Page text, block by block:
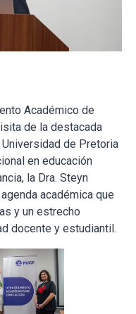
Académico de
de la destacada
de Pretoria
en educación
la Dra. Steyn
académica que
y un estrecho
docente y estudiantil.